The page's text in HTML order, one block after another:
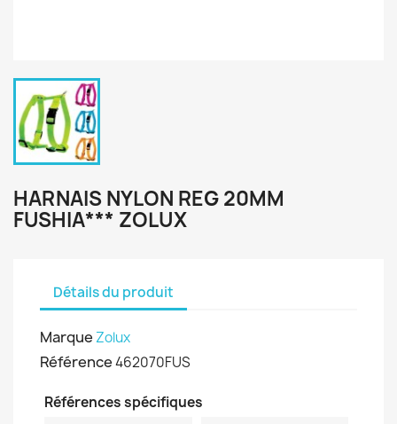
HARNAIS NYLON REG 20MM
FUSHIA*** ZOLUX
Détails du produit
Marque Zolux
Référence462070FUS
Références spécifiques